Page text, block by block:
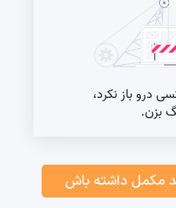
مکمل داشته باش